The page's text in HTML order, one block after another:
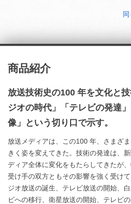
商品紹介
放送技術史の100 年を文化と
ジオの時代」「テレビの発達
像」という切り口で示す。
放送メディアは、この100 年、さまざ
きく姿を変えてきた。技術の発達は、
ディア全体に変化をもたらしてきたが
受け手の双方ともその影響を強く受け
ジオ放送の誕生、テレビ放送の開始、
ビへの移行、衛星放送の開始、テレビ